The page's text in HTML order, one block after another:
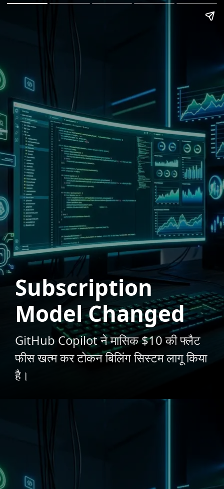
Subscription
Model Changed
GitHub Copilot ने मासिक $10 की फ्लैट
फीस खत्म कर टोकन बिलिंग सिस्टम लागू किया
है।